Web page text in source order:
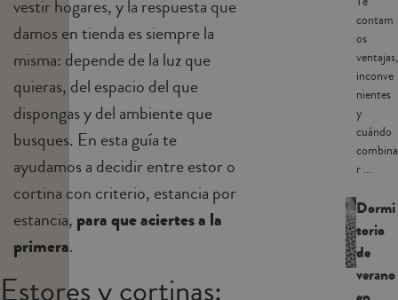
vestir hogares, y la respuesta que
damos en tienda es siempre la
misma: depende de la luz que
quieras, del espacio del que
dispongas y del ambiente que
busques. En esta guía te
ayudamos a decidir entre estor o
cortina con criterio, estancia por
estancia, para que aciertes a la
primera.
contam
os
ventajas,
inconve
nientes
y
cuándo
combina
r ...
Dormi
torio
de
verano